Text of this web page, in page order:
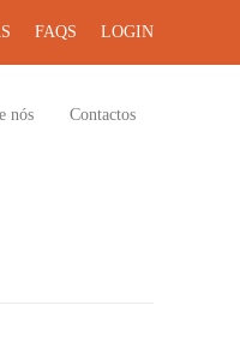
FAQS LOGIN
nós Contactos